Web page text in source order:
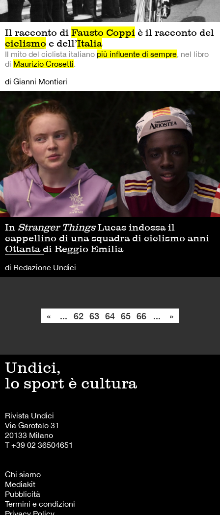
Il racconto di Fausto Coppi è il racconto del
ciclismo e dell’Italia
Il mito del ciclista italiano più influente di sempre, nel libro
di Maurizio Crosetti.
di Gianni Montieri
In Stranger ThingsLucas indossa il
cappellino di una squadra di ciclismo anni
Ottanta di Reggio Emilia
di Redazione Undici
« ... 62 63 64 65 66 ... »
Undici,
lo sport è cultura
Rivista Undici
Via Garofalo 31
20133 Milano
T +39 02 36504651
Chi siamo
Mediakit
Pubblicità
Termini e condizioni